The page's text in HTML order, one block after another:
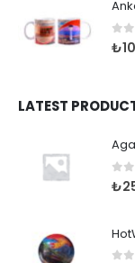
0
₺
LATEST
0
₺